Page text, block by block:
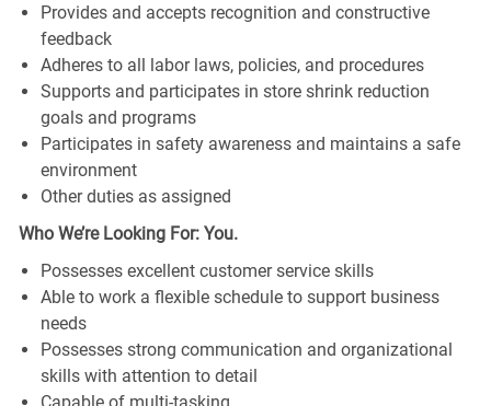
Provides and accepts recognition and constructive
feedback
Adheres to all labor laws, policies, and procedures
Supports and participates in store shrink reduction
goals and programs
Participates in safety awareness and maintains a safe
environment
Other duties as assigned
Who We’re Looking For: You.
Possesses excellent customer service skills
Able to work a flexible schedule to support business
needs
Possesses strong communication and organizational
skills with attention to detail
Capable of multi-tasking